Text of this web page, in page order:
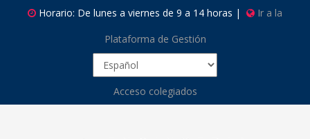
Horario: De lunes a viernes de 9 a 14 horas |
Ir a la
Plataforma de Gestión
Acceso colegiados